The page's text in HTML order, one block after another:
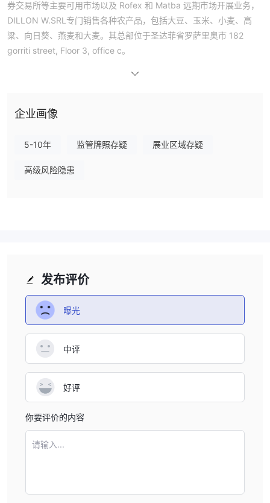
券交易所等主要可用市场以及 Rofex 和 Matba 远期市场开展业务，
DILLON W.SRL专门销售各种农产品，包括大豆、玉米、小麦、高
粱、向日葵、燕麦和大麦。其总部位于圣达菲省罗萨里奥市 182
gorriti street, Floor 3, office c。
临更高的风险。该公司不提供有关账户类型、最低存款要求、最大杠
考虑参与的个人 DILLON W.SRL在做出任何承诺之前应谨慎行事并
人仔细考虑和评估与不受监管的公司（例如 DILLON W.SRL，考虑
优点和缺点
DILLON W.SRL交易主要是农业资产的市场工具，因此表明对农业贸
易部门的了解。此外，他们提供多种可交易资产，如大豆、玉米、小
麦、高粱、向日葵、燕麦和大麦，为潜在投资者提供了多样化投资组
合和探索各种农业市场的机会。
值得注意的是缺乏监管。 DILLON W.SRL在没有任何具体法规或监
疑。此外，该公司在账户类型、最低存款要求、最大杠杆率、存款/
企业画像
5-10年 监管牌照存疑 展业区域存疑
高级风险隐患
发布评价
曝光
中评
好评
你要评价的内容
请输入...